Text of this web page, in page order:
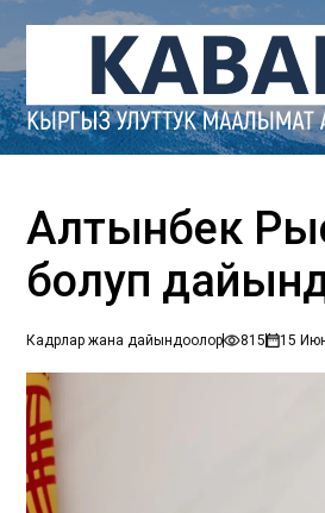
Алтынбек
болуп
Кадрлар жана дайындоолор 815 15